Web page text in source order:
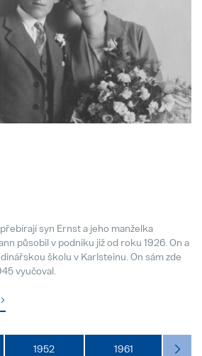
24. July 2025
Záruka Elektromobilita
08. May 2025
Pollmann is once again a
28. April 2025
syn Ernst a jeho manželka
působil v podniku již od roku 1926. On a
školu v Karlsteinu. On sám zde
vyučoval.
1952 1961